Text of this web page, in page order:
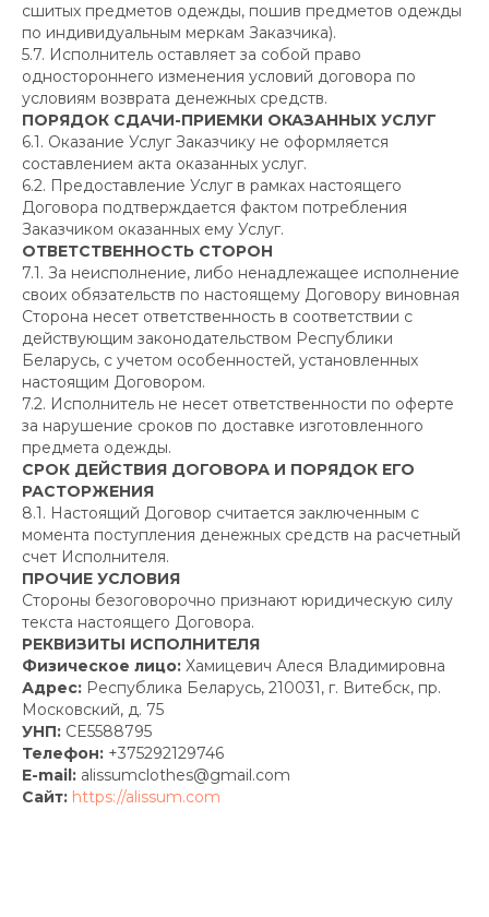
сшитых предметов одежды, пошив предметов одежды
по индивидуальным меркам Заказчика).
5.7. Исполнитель оставляет за собой право
одностороннего изменения условий договора по
условиям возврата денежных средств.
ПОРЯДОК СДАЧИ-ПРИЕМКИ ОКАЗАННЫХ УСЛУГ
6.1. Оказание Услуг Заказчику не оформляется
составлением акта оказанных услуг.
6.2. Предоставление Услуг в рамках настоящего
Договора подтверждается фактом потребления
Заказчиком оказанных ему Услуг.
ОТВЕТСТВЕННОСТЬ СТОРОН
7.1. За неисполнение, либо ненадлежащее исполнение
своих обязательств по настоящему Договору виновная
Сторона несет ответственность в соответствии с
действующим законодательством Республики
Беларусь, с учетом особенностей, установленных
настоящим Договором.
7.2. Исполнитель не несет ответственности по оферте
за нарушение сроков по доставке изготовленного
предмета одежды.
СРОК ДЕЙСТВИЯ ДОГОВОРА И ПОРЯДОК ЕГО
РАСТОРЖЕНИЯ
8.1. Настоящий Договор считается заключенным с
момента поступления денежных средств на расчетный
счет Исполнителя.
ПРОЧИЕ УСЛОВИЯ
Стороны безоговорочно признают юридическую силу
текста настоящего Договора.
РЕКВИЗИТЫ ИСПОЛНИТЕЛЯ
Физическое лицо: Хамицевич Алеся Владимировна
Адрес: Республика Беларусь, 210031, г. Витебск, пр.
Московский, д. 75
УНП: CE5588795
Телефон: +375292129746
E-mail: alissumclothes@gmail.com
Сайт: https://alissum.com
О бренде
Коллекции
Доставка и оплата
Контакты
Публичный договор
Республика Беларусь. Витебск, пр Московский 75
210 031
УНП CE5588795 Дата регистрации: 10.11.23
alissumclothes@gmail.com
Обработка заказов
пн — вск с 10:00 до 20:00
Онлайн-заказ: круглосуточно
Сайт не является интернет-магазином,
а представляет каталог авторских примеров
работ и образцов, по которым может быть
изготовлено изделие в индивидуальном
исполнении.